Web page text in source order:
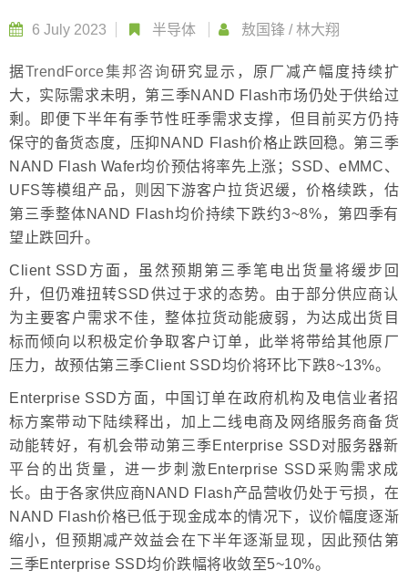
6 July 2023 半导体 敖国锋 /林大翔
据TrendForce集邦咨询研究显示，原厂减产幅度持续扩
大，实际需求未明，第三季NAND Flash市场仍处于供给过
剩。即便下半年有季节性旺季需求支撑，但目前买方仍持
保守的备货态度，压抑NAND Flash价格止跌回稳。第三季
NAND Flash Wafer均价预估将率先上涨；SSD、eMMC、
UFS等模组产品，则因下游客户拉货迟缓，价格续跌，估
第三季整体NAND Flash均价持续下跌约3~8%，第四季有
望止跌回升。
Client SSD方面，虽然预期第三季笔电出货量将缓步回
升，但仍难扭转SSD供过于求的态势。由于部分供应商认
为主要客户需求不佳，整体拉货动能疲弱，为达成出货目
标而倾向以积极定价争取客户订单，此举将带给其他原厂
压力，故预估第三季Client SSD均价将环比下跌8~13%。
Enterprise SSD方面，中国订单在政府机构及电信业者招
标方案带动下陆续释出，加上二线电商及网络服务商备货
动能转好，有机会带动第三季Enterprise SSD对服务器新
平台的出货量，进一步刺激Enterprise SSD采购需求成
长。由于各家供应商NAND Flash产品营收仍处于亏损，在
NAND Flash价格已低于现金成本的情况下，议价幅度逐渐
缩小，但预期减产效益会在下半年逐渐显现，因此预估第
三季Enterprise SSD均价跌幅将收敛至5~10%。